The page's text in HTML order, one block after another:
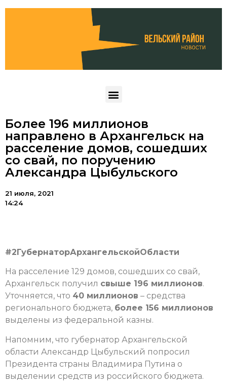
Более 196 миллионов
направлено в Архангельск на
расселение домов, сошедших
со свай, по поручению
Александра Цыбульского
21 июля, 2021
14:24
#2ГубернаторАрхангельскойОбласти
На расселение 129 домов, сошедших со свай,
Архангельск получил свыше 196 миллионов.
Уточняется, что 40 миллионов – средства
регионального бюджета, более 156 миллионов
выделены из федеральной казны.
Напомним, что губернатор Архангельской
области Александр Цыбульский попросил
Президента страны Владимира Путина о
выделении средств из российского бюджета.